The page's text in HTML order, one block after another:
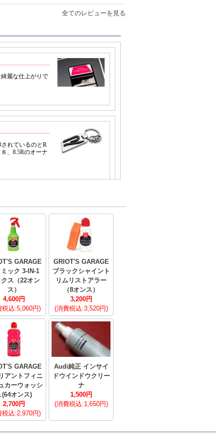
全てのレビューを見る
GARAGE
ック 3-IN-1
ス（22オン
ス）
4,600円
税込:5,060円)
GRIOT'S GARAGE
ブラックシャイント
リムリストアラー
（8オンス）
3,200円
(消費税込:3,520円)
GARAGE
アントフィニ
カーウォッシ
(64オンス)
2,700円
税込:2,970円)
Audi純正 インサイ
ドウインドウクリー
ナ
1,500円
(消費税込:1,650円)